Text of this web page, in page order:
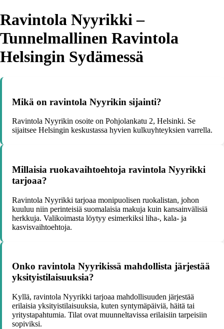
Ravintola Nyyrikki –
Tunnelmallinen Ravintola
Helsingin Sydämessä
Mikä on ravintola Nyyrikin sijainti?
Ravintola Nyyrikin osoite on Pohjolankatu 2, Helsinki. Se
sijaitsee Helsingin keskustassa hyvien kulkuyhteyksien varrella.
Millaisia ruokavaihtoehtoja ravintola Nyyrikki
tarjoaa?
Ravintola Nyyrikki tarjoaa monipuolisen ruokalistan, johon
kuuluu niin perinteisiä suomalaisia makuja kuin kansainvälisiä
herkkuja. Valikoimasta löytyy esimerkiksi liha-, kala- ja
kasvisvaihtoehtoja.
Onko ravintola Nyyrikissä mahdollista järjestää
yksityistilaisuuksia?
Kyllä, ravintola Nyyrikki tarjoaa mahdollisuuden järjestää
erilaisia yksityistilaisuuksia, kuten syntymäpäiviä, häitä tai
yritystapahtumia. Tilat ovat muunneltavissa erilaisiin tarpeisiin
sopiviksi.